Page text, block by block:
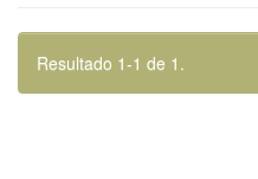
Resultado 1-1 de 1.